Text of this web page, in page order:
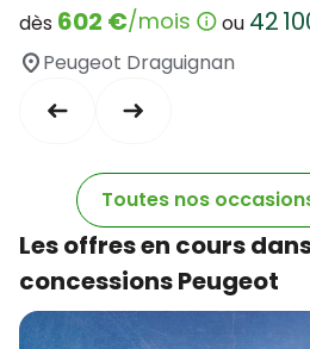
dès 602 €/mois ou 42
Peugeot Draguignan
Toutes nos
Les offres en cours
concessions Peugeot